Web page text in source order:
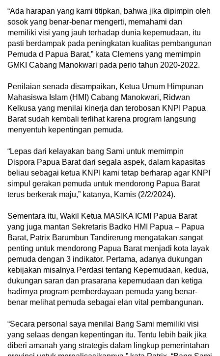
“Ada harapan yang kami titipkan, bahwa jika dipimpin oleh
sosok yang benar-benar mengerti, memahami dan
memiliki visi yang jauh terhadap dunia kepemudaan, itu
pasti berdampak pada peningkatan kualitas pembangunan
Pemuda d Papua Barat,” kata Clemens yang memimpin
GMKI Cabang Manokwari pada perio tahun 2020-2022.
Penilaian senada disampaikan, Ketua Umum Himpunan
Mahasiswa Islam (HMI) Cabang Manokwari, Ridwan
Kelkusa yang menilai kinerja dan terobosan KNPI Papua
Barat sudah kembali terlihat karena program langsung
menyentuh kepentingan pemuda.
“Lepas dari kelayakan bang Sami untuk memimpin
Dispora Papua Barat dari segala aspek, dalam kapasitas
beliau sebagai ketua KNPI kami tetap berharap agar KNPI
simpul gerakan pemuda untuk mendorong Papua Barat
terus berkerak maju,” katanya, Kamis (2/2/2024).
Sementara itu, Wakil Ketua MASIKA ICMI Papua Barat
yang juga mantan Sekretaris Badko HMI Papua – Papua
Barat, Patrix Barumbun Tandirerung mengatakan sangat
penting untuk mendorong Papua Barat menjadi kota layak
pemuda dengan 3 indikator. Pertama, adanya dukungan
kebijakan misalnya Perdasi tentang Kepemudaan, kedua,
dukungan saran dan prasarana kepemudaan dan ketiga
hadirnya program pemberdayaan pemuda yang benar-
benar melihat pemuda sebagai elan vital pembangunan.
“Secara personal saya menilai Bang Sami memiliki visi
yang selaas dengan kepentingan itu. Tentu lebih baik jika
diberi amanah yang strategis dalam lingkup pemerintahan